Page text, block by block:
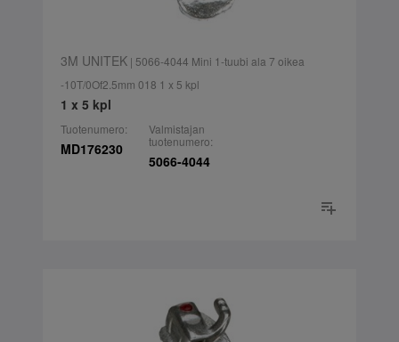
3M UNITEK| 5066-4044 Mini 1-tuubi ala 7 oikea
-10T/0Of2.5mm 018 1 x 5 kpl
1 x 5 kpl
Tuotenumero:
MD176230
Valmistajan
tuotenumero:
5066-4044